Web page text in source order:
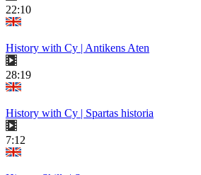
22:10
History with Cy | Antikens Aten
28:19
History with Cy | Spartas historia
7:12